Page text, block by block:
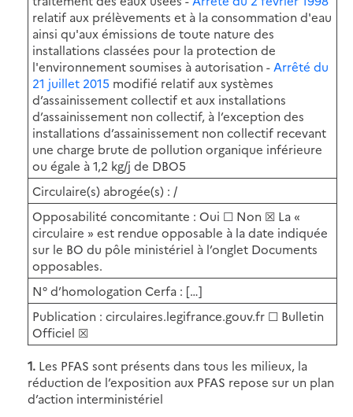
relatif aux prélèvements et à la consommation d'eau
ainsi qu'aux émissions de toute nature des
installations classées pour la protection de
l'environnement soumises à autorisation - Arrêté du
21 juillet 2015 modifié relatif aux systèmes
d’assainissement collectif et aux installations
d’assainissement non collectif, à l’exception des
installations d’assainissement non collectif recevant
une charge brute de pollution organique inférieure
ou égale à 1,2 kg/j de DBO5
Circulaire(s) abrogée(s) : /
Opposabilité concomitante : Oui ☐ Non ☒ La «
circulaire » est rendue opposable à la date indiquée
sur le BO du pôle ministériel à l’onglet Documents
opposables.
N° d’homologation Cerfa : […]
Publication : circulaires.legifrance.gouv.fr ☐ Bulletin
Officiel ☒
1. Les PFAS sont présents dans tous les milieux, la
réduction de l’exposition aux PFAS repose sur un plan
d’action interministériel